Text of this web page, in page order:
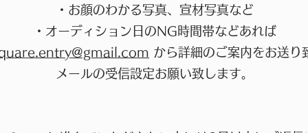
・お顔のわかる写真、宣材写真など
・オーディション日のNG時間帯などあれば
から詳細のご案内をお送り
メールの受信設定お願い致します。